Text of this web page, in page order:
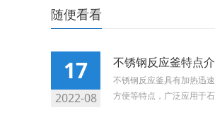
随便看看
17
2022-08
不锈钢反应釜特点
不锈钢反应釜具有加热迅
方便等特点，广泛应用于